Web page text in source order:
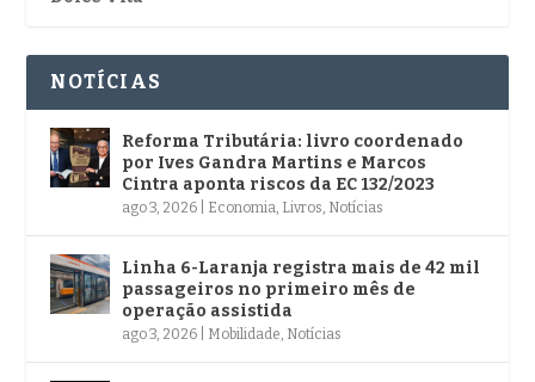
NOTÍCIAS
Reforma Tributária: livro coordenado
por Ives Gandra Martins e Marcos
Cintra aponta riscos da EC 132/2023
ago 3, 2026 Economia Livros Notícias
Linha 6-Laranja registra mais de 42 mil
passageiros no primeiro mês de
operação assistida
ago 3, 2026 Mobilidade Notícias